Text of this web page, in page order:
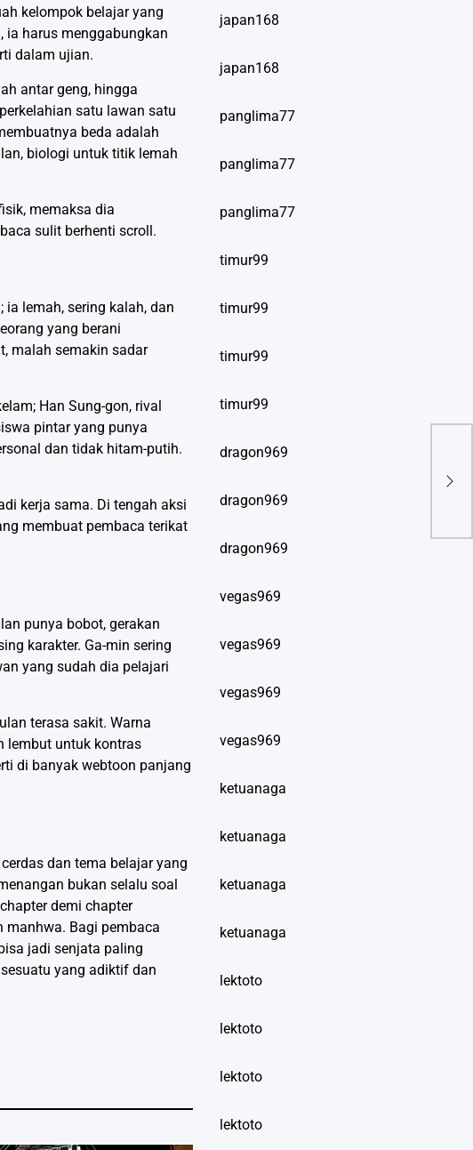
kelompok belajar yang
ia harus menggabungkan
dalam ujian.
antar geng, hingga
satu lawan satu
beda adalah
biologi untuk titik lemah
memaksa dia
sulit berhenti scroll.
lemah, sering kalah, dan
yang berani
malah semakin sadar
Han Sung-gon, rival
pintar yang punya
dan tidak hitam-putih.
kerja sama. Di tengah aksi
membuat pembaca terikat
punya bobot, gerakan
karakter. Ga-min sering
yang sudah dia pelajari
terasa sakit. Warna
lembut untuk kontras
di banyak webtoon panjang
dan tema belajar yang
bukan selalu soal
demi chapter
manhwa. Bagi pembaca
jadi senjata paling
yang adiktif dan
japan168
japan168
panglima77
panglima77
panglima77
timur99
timur99
timur99
timur99
dragon969
dragon969
dragon969
vegas969
vegas969
vegas969
vegas969
ketuanaga
ketuanaga
ketuanaga
ketuanaga
lektoto
lektoto
lektoto
lektoto